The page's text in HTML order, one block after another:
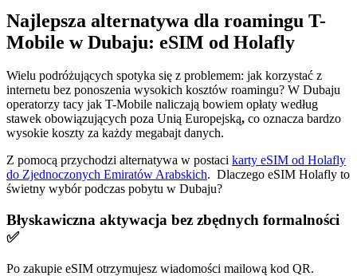
Najlepsza alternatywa dla roamingu T-
Mobile w Dubaju: eSIM od Holafly
Wielu podróżujących spotyka się z problemem: jak korzystać z
internetu bez ponoszenia wysokich kosztów roamingu? W Dubaju
operatorzy tacy jak T-Mobile naliczają bowiem opłaty według
stawek obowiązujących poza Unią Europejską, co oznacza bardzo
wysokie koszty za każdy megabajt danych.
Z pomocą przychodzi alternatywa w postaci karty eSIM od Holafly
do Zjednoczonych Emiratów Arabskich. Dlaczego eSIM Holafly to
świetny wybór podczas pobytu w Dubaju?
Błyskawiczna aktywacja bez zbędnych formalności
✅
Po zakupie eSIM otrzymujesz wiadomości mailową kod QR.